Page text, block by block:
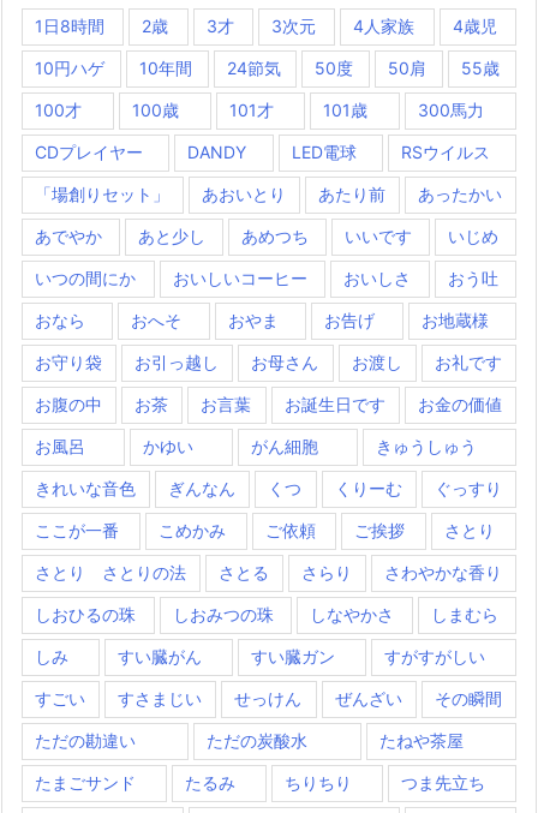
1日8時間 2歳 3才 3次元 4人家族 4歳児
10円ハゲ 10年間 24節気 50度 50肩 55歳
100才 100歳 101才 101歳 300馬力
CDプレイヤー DANDY LED電球 RSウイルス
「場創りセット」 あおいとり あたり前 あったかい
あでやか あと少し あめつち いいです いじめ
いつの間にか おいしいコーヒー おいしさ おう吐
おなら おへそ おやま お告げ お地蔵様
お守り袋 お引っ越し お母さん お渡し お礼です
お腹の中 お茶 お言葉 お誕生日です お金の価値
お風呂 かゆい がん細胞 きゅうしゅう
きれいな音色 ぎんなん くつ くりーむ ぐっすり
ここが一番 こめかみ ご依頼 ご挨拶 さとり
さとり さとりの法 さとる さらり さわやかな香り
しおひるの珠 しおみつの珠 しなやかさ しまむら
しみ すい臓がん すい臓ガン すがすがしい
すごい すさまじい せっけん ぜんざい その瞬間
ただの勘違い ただの炭酸水 たねや茶屋
たまごサンド たるみ ちりちり つま先立ち